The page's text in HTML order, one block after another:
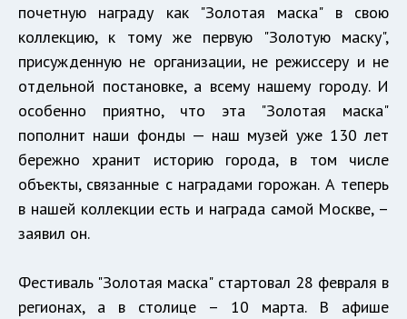
почетную награду как "Золотая маска" в свою
коллекцию, к тому же первую "Золотую маску",
присужденную не организации, не режиссеру и не
отдельной постановке, а всему нашему городу. И
особенно приятно, что эта "Золотая маска"
пополнит наши фонды — наш музей уже 130 лет
бережно хранит историю города, в том числе
объекты, связанные с наградами горожан. А теперь
в нашей коллекции есть и награда самой Москве, –
заявил он.
Фестиваль "Золотая маска" стартовал 28 февраля в
регионах, а в столице – 10 марта. В афише